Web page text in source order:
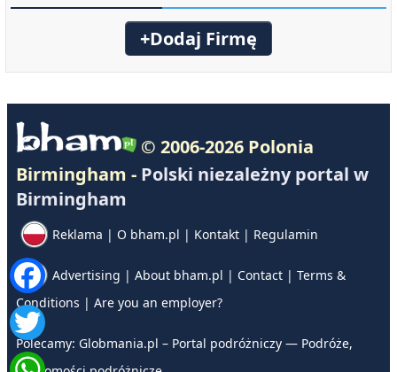
+Dodaj Firmę
© 2006-2026 Polonia
Birmingham - Polski niezależny portal w
Birmingham
Reklama | O bham.pl | Kontakt| Regulamin
Advertising | About bham.pl | Contact| Terms &
Conditions | Are you an employer?
Polecamy: Globmania.pl – Portal podróżniczy — Podróże,